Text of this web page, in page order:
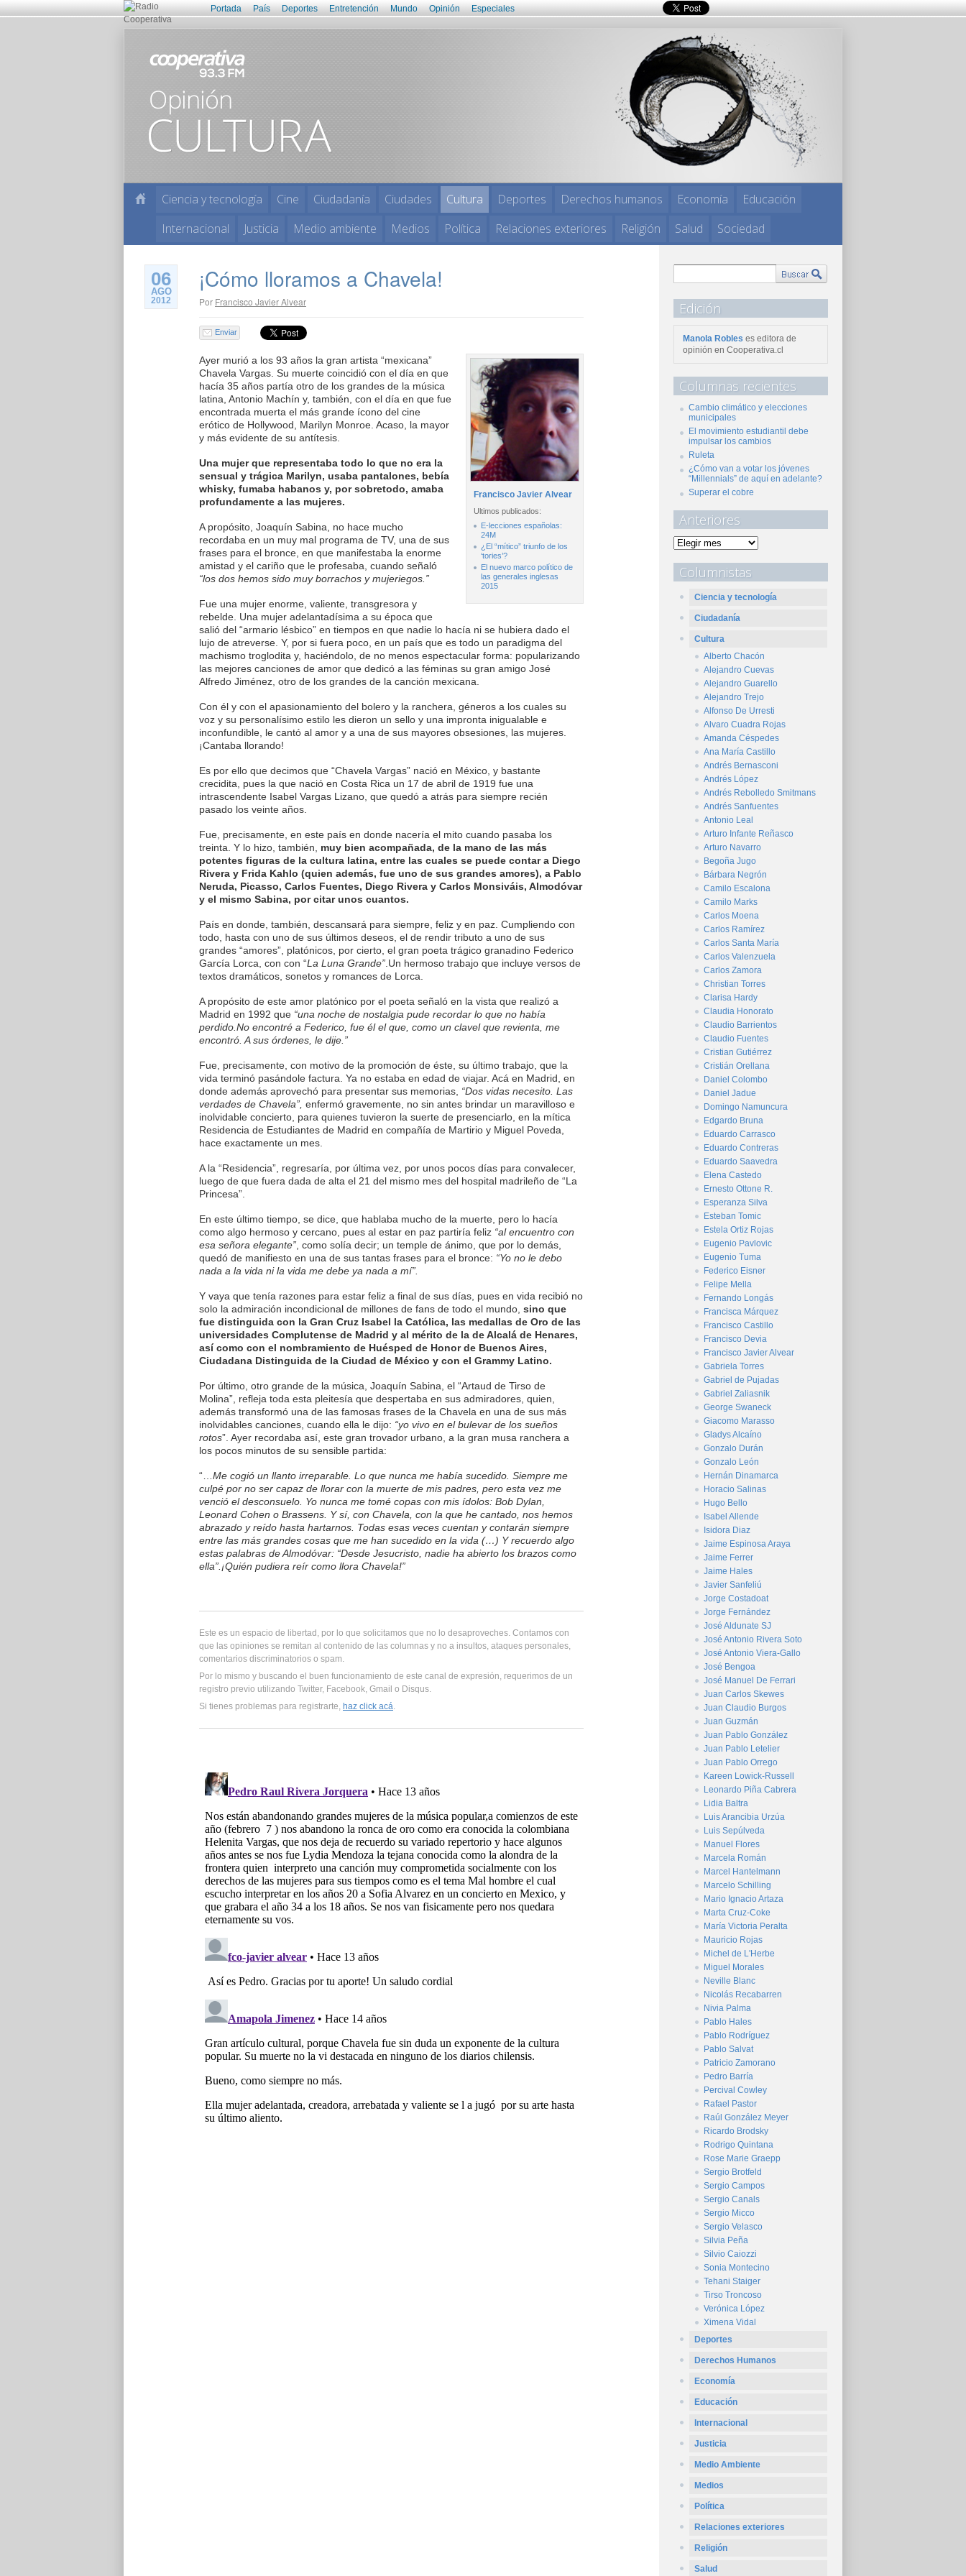
Portada País Deportes Entretención Mundo Opinión Especiales
Ciencia y tecnología Cine Ciudadanía Ciudades Cultura Deportes Derechos humanos Economía
Educación
Internacional
Justicia Medio ambiente Medios Política Relaciones exteriores Religión Salud Sociedad
06
AGO
2012
¡Cómo lloramos a Chavela!
Por Francisco Javier Alvear
Enviar
Francisco Javier Alvear
Ultimos publicados:
E-lecciones españolas:
24M
¿El “mítico” triunfo de los
‘tories’?
El nuevo marco político de
las generales inglesas
2015
Ayer murió a los 93 años la gran artista “mexicana”
Chavela Vargas. Su muerte coincidió con el día en que
hacía 35 años partía otro de los grandes de la música
latina, Antonio Machín y, también, con el día en que fue
encontrada muerta el más grande ícono del cine
erótico de Hollywood, Marilyn Monroe. Acaso, la mayor
y más evidente de su antítesis.
Una mujer que representaba todo lo que no era la
sensual y trágica Marilyn, usaba pantalones, bebía
whisky, fumaba habanos y, por sobretodo, amaba
profundamente a las mujeres.
A propósito, Joaquín Sabina, no hace mucho
recordaba en un muy mal programa de TV, una de sus
frases para el bronce, en que manifestaba la enorme
amistad y el cariño que le profesaba, cuando señaló
“los dos hemos sido muy borrachos y mujeriegos.”
Fue una mujer enorme, valiente, transgresora y
rebelde. Una mujer adelantadísima a su época que
salió del “armario lésbico” en tiempos en que nadie lo hacía ni se hubiera dado el
lujo de atreverse. Y, por si fuera poco, en un país que es todo un paradigma del
machismo troglodita y, haciéndolo, de no menos espectacular forma: popularizando
las mejores canciones de amor que dedicó a las féminas su gran amigo José
Alfredo Jiménez, otro de los grandes de la canción mexicana.
Con él y con el apasionamiento del bolero y la ranchera, géneros a los cuales su
voz y su personalísimo estilo les dieron un sello y una impronta inigualable e
inconfundible, le cantó al amor y a una de sus mayores obsesiones, las mujeres.
¡Cantaba llorando!
Es por ello que decimos que “Chavela Vargas” nació en México, y bastante
crecidita, pues la que nació en Costa Rica un 17 de abril de 1919 fue una
intrascendente Isabel Vargas Lizano, que quedó a atrás para siempre recién
pasado los veinte años.
Fue, precisamente, en este país en donde nacería el mito cuando pasaba los
treinta. Y lo hizo, también, muy bien acompañada, de la mano de las más
potentes figuras de la cultura latina, entre las cuales se puede contar a Diego
Rivera y Frida Kahlo (quien además, fue uno de sus grandes amores), a Pablo
Neruda, Picasso, Carlos Fuentes, Diego Rivera y Carlos Monsiváis, Almodóvar
y el mismo Sabina, por citar unos cuantos.
País en donde, también, descansará para siempre, feliz y en paz. Cumpliendo con
todo, hasta con uno de sus últimos deseos, el de rendir tributo a uno de sus
grandes “amores”, platónicos, por cierto, el gran poeta trágico granadino Federico
García Lorca, con con “La Luna Grande” .Un hermoso trabajo que incluye versos de
textos dramáticos, sonetos y romances de Lorca.
A propósito de este amor platónico por el poeta señaló en la vista que realizó a
Madrid en 1992 que “una noche de nostalgia pude recordar lo que no había
perdido.No encontré a Federico, fue él el que, como un clavel que revienta, me
encontró. A sus órdenes, le dije.”
Fue, precisamente, con motivo de la promoción de éste, su último trabajo, que la
vida terminó pasándole factura. Ya no estaba en edad de viajar. Acá en Madrid, en
donde además aprovechó para presentar sus memorias, “Dos vidas necesito. Las
verdades de Chavela”, enfermó gravemente, no sin antes brindar un maravilloso e
inolvidable concierto, para quienes tuvieron la suerte de presenciarlo, en la mítica
Residencia de Estudiantes de Madrid en compañía de Martirio y Miguel Poveda,
hace exactamente un mes.
A la “Residencia”, regresaría, por última vez, por unos pocos días para convalecer,
luego de que fuera dada de alta el 21 del mismo mes del hospital madrileño de “La
Princesa”.
En este último tiempo, se dice, que hablaba mucho de la muerte, pero lo hacía
como algo hermoso y cercano, pues al estar en paz partiría feliz “al encuentro con
esa señora elegante” , como solía decir; un temple de ánimo, que por lo demás,
quedó de manifiesto en una de sus tantas frases para el bronce: “Yo no le debo
nada a la vida ni la vida me debe ya nada a mí”.
Y vaya que tenía razones para estar feliz a final de sus días, pues en vida recibió no
solo la admiración incondicional de millones de fans de todo el mundo, sino que
fue distinguida con la Gran Cruz Isabel la Católica, las medallas de Oro de las
universidades Complutense de Madrid y al mérito de la de Alcalá de Henares,
así como con el nombramiento de Huésped de Honor de Buenos Aires,
Ciudadana Distinguida de la Ciudad de México y con el Grammy Latino.
Por último, otro grande de la música, Joaquín Sabina, el “Artaud de Tirso de
Molina”, refleja toda esta pleitesía que despertaba en sus admiradores, quien,
además transformó una de las famosas frases de la Chavela en una de sus más
inolvidables canciones, cuando ella le dijo: “yo vivo en el bulevar de los sueños
rotos”. Ayer recordaba así, este gran trovador urbano, a la gran musa ranchera a
los pocos minutos de su sensible partida:
“… Me cogió un llanto irreparable. Lo que nunca me había sucedido. Siempre me
culpé por no ser capaz de llorar con la muerte de mis padres, pero esta vez me
venció el desconsuelo. Yo nunca me tomé copas con mis ídolos: Bob Dylan,
Leonard Cohen o Brassens. Y sí, con Chavela, con la que he cantado, nos hemos
abrazado y reído hasta hartarnos. Todas esas veces cuentan y contarán siempre
entre las más grandes cosas que me han sucedido en la vida (…) Y recuerdo algo
estas palabras de Almodóvar: “Desde Jesucristo, nadie ha abierto los brazos como
ella”.¡Quién pudiera reír como llora Chavela!”
Este es un espacio de libertad, por lo que solicitamos que no lo desaproveches. Contamos con
que las opiniones se remitan al contenido de las columnas y no a insultos, ataques personales,
comentarios discriminatorios o spam.
Por lo mismo y buscando el buen funcionamiento de este canal de expresión, requerimos de un
registro previo utilizando Twitter, Facebook, Gmail o Disqus.
Si tienes problemas para registrarte, haz click acá.
Edición
Manola Robles es editora de
opinión en Cooperativa.cl
Columnas recientes
Cambio climático y elecciones
municipales
El movimiento estudiantil debe
impulsar los cambios
Ruleta
¿Cómo van a votar los jóvenes
“Millennials” de aquí en adelante?
Superar el cobre
Anteriores
Columnistas
Ciencia y tecnología
Ciudadanía
Cultura
Alberto Chacón
Alejandro Cuevas
Alejandro Guarello
Alejandro Trejo
Alfonso De Urresti
Alvaro Cuadra Rojas
Amanda Céspedes
Ana María Castillo
Andrés Bernasconi
Andrés López
Andrés Rebolledo Smitmans
Andrés Sanfuentes
Antonio Leal
Arturo Infante Reñasco
Arturo Navarro
Begoña Jugo
Bárbara Negrón
Camilo Escalona
Camilo Marks
Carlos Moena
Carlos Ramírez
Carlos Santa María
Carlos Valenzuela
Carlos Zamora
Christian Torres
Clarisa Hardy
Claudia Honorato
Claudio Barrientos
Claudio Fuentes
Cristian Gutiérrez
Cristián Orellana
Daniel Colombo
Daniel Jadue
Domingo Namuncura
Edgardo Bruna
Eduardo Carrasco
Eduardo Contreras
Eduardo Saavedra
Elena Castedo
Ernesto Ottone R.
Esperanza Silva
Esteban Tomic
Estela Ortiz Rojas
Eugenio Pavlovic
Eugenio Tuma
Federico Eisner
Felipe Mella
Fernando Longás
Francisca Márquez
Francisco Castillo
Francisco Devia
Francisco Javier Alvear
Gabriela Torres
Gabriel de Pujadas
Gabriel Zaliasnik
George Swaneck
Giacomo Marasso
Gladys Alcaíno
Gonzalo Durán
Gonzalo León
Hernán Dinamarca
Horacio Salinas
Hugo Bello
Isabel Allende
Isidora Diaz
Jaime Espinosa Araya
Jaime Ferrer
Jaime Hales
Javier Sanfeliú
Jorge Costadoat
Jorge Fernández
José Aldunate SJ
José Antonio Rivera Soto
José Antonio Viera-Gallo
José Bengoa
José Manuel De Ferrari
Juan Carlos Skewes
Juan Claudio Burgos
Juan Guzmán
Juan Pablo González
Juan Pablo Letelier
Juan Pablo Orrego
Kareen Lowick-Russell
Leonardo Piña Cabrera
Lidia Baltra
Luis Arancibia Urzúa
Luis Sepúlveda
Manuel Flores
Marcela Román
Marcel Hantelmann
Marcelo Schilling
Mario Ignacio Artaza
Marta Cruz-Coke
María Victoria Peralta
Mauricio Rojas
Michel de L'Herbe
Miguel Morales
Neville Blanc
Nicolás Recabarren
Nivia Palma
Pablo Hales
Pablo Rodríguez
Pablo Salvat
Patricio Zamorano
Pedro Barría
Percival Cowley
Rafael Pastor
Raúl González Meyer
Ricardo Brodsky
Rodrigo Quintana
Rose Marie Graepp
Sergio Brotfeld
Sergio Campos
Sergio Canals
Sergio Micco
Sergio Velasco
Silvia Peña
Silvio Caiozzi
Sonia Montecino
Tehani Staiger
Tirso Troncoso
Verónica López
Ximena Vidal
Deportes
Derechos Humanos
Economía
Educación
Internacional
Justicia
Medio Ambiente
Medios
Política
Relaciones exteriores
Religión
Salud